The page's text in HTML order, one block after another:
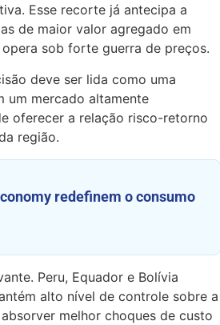
Esse recorte já antecipa a
de maior valor agregado em
sob forte guerra de preços.
deve ser lida como uma
um mercado altamente
oferecer a relação risco-retorno
região.
redefinem o consumo
Peru, Equador e Bolívia
alto nível de controle sobre a
melhor choques de custo